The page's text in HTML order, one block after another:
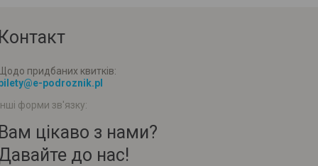
придбаних квитків:
podroznik.pl
форми зв'язку:
цікаво з нами?
до нас!